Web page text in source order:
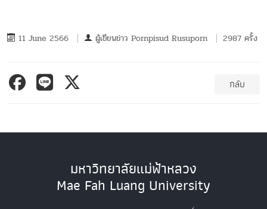
11 June 2566 ผู้เขียนข่าว Pornpisud Rusuporn 2987 ครั้ง
กลับ
มหาวิทยาลัยแม่ฟ้าหลวง
Mae Fah Luang University